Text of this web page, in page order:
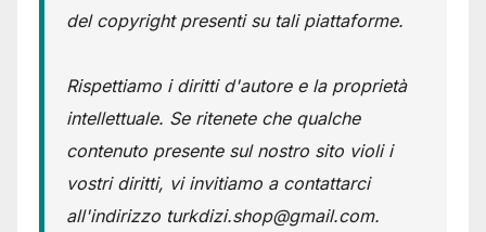
del copyright presenti su tali piattaforme.
Rispettiamo i diritti d'autore e la proprietà
intellettuale. Se ritenete che qualche
contenuto presente sul nostro sito violi i
vostri diritti, vi invitiamo a contattarci
all'indirizzo turkdizi.shop@gmail.com.